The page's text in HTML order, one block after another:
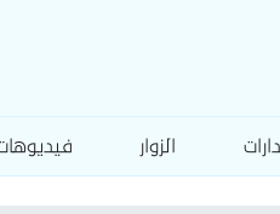
الزوار